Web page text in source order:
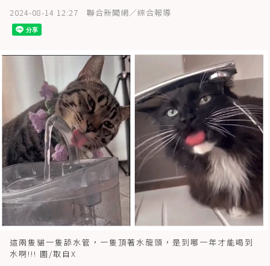
2024-08-14 12:27 聯合新聞網／綜合報導
這兩隻貓一隻舔水管，一隻頂著水龍頭，是到哪一年才能喝到
水啊!!! 圖/取自X